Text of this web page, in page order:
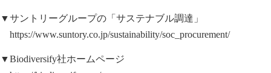
▼サントリーグループの「サステナブル調達」
https://www.suntory.co.jp/sustainability/soc_procurement/
▼Biodiversify社ホームページ